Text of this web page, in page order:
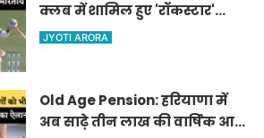
क्लब में शामिल हुए 'रॉकस्टार'
जडेजा, ऐसा करने वाले बने मात्र
JYOTI ARORA
Old Age Pension: हरियाणा में
अब साढ़े तीन लाख की वार्षिक आय